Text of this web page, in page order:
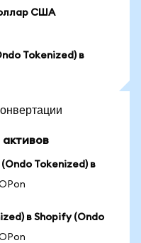
США
Tokenized) в
Tokenized) в
в Shopify (Ondo